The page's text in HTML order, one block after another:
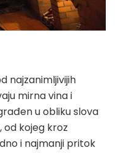
najzanimljivijih
mirna vina i
u obliku slova
od kojeg kroz
i najmanji pritok